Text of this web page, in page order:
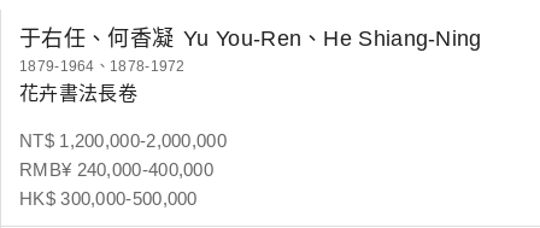
于右任、何香凝 Yu You-Ren、He Shiang-Ning
1879-1964、1878-1972
花卉書法長卷
NT$ 1,200,000-2,000,000
RMB¥ 240,000-400,000
HK$ 300,000-500,000